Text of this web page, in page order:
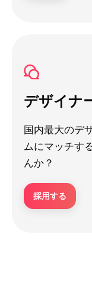
デザイナ
国内最大のデ
ムにマッチす
んか？
採用する